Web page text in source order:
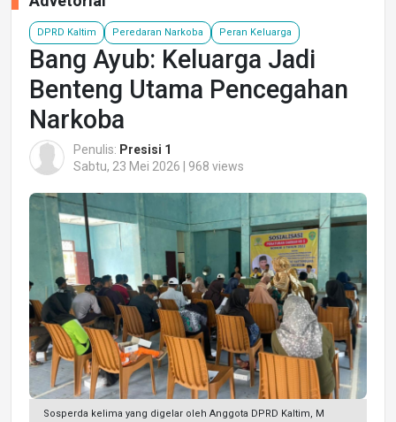
DPRD Kaltim Peredaran Narkoba Peran Keluarga
Bang Ayub: Keluarga Jadi
Benteng Utama Pencegahan
Narkoba
Penulis: Presisi 1
Sabtu, 23 Mei 2026 | 968 views
Sosperda kelima yang digelar oleh Anggota DPRD Kaltim, M